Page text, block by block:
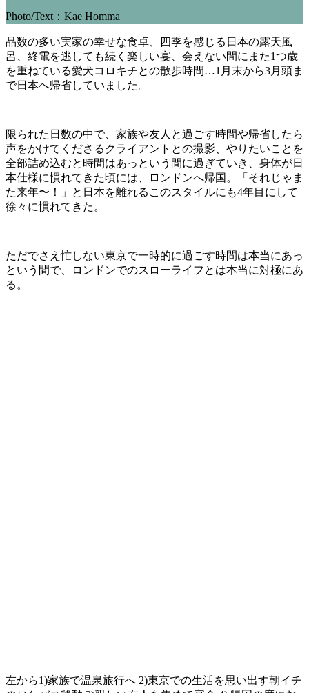
Photo/Text：Kae Homma
品数の多い実家の幸せな食卓、四季を感じる日本の露天風
呂、終電を逃しても続く楽しい宴、会えない間にまた1つ歳
を重ねている愛犬コロキチとの散歩時間…1月末から3月頭ま
で日本へ帰省していました。
限られた日数の中で、家族や友人と過ごす時間や帰省したら
声をかけてくださるクライアントとの撮影、やりたいことを
全部詰め込むと時間はあっという間に過ぎていき、身体が日
本仕様に慣れてきた頃には、ロンドンへ帰国。「それじゃま
た来年〜！」と日本を離れるこのスタイルにも4年目にして
徐々に慣れてきた。
ただでさえ忙しない東京で一時的に過ごす時間は本当にあっ
という間で、ロンドンでのスローライフとは本当に対極にあ
る。
左から1)家族で温泉旅行へ 2)東京での生活を思い出す朝イチ